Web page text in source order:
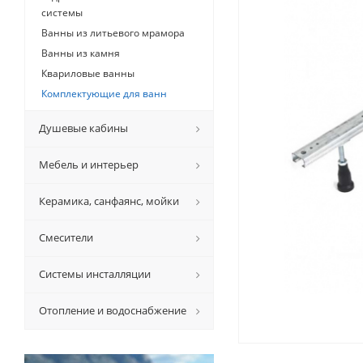
системы
Ванны из литьевого мрамора
Ванны из камня
Квариловые ванны
Комплектующие для ванн
Душевые кабины
Мебель и интерьер
Керамикa, санфаянс, мойки
Смесители
Системы инсталляции
Отопление и водоснабжение